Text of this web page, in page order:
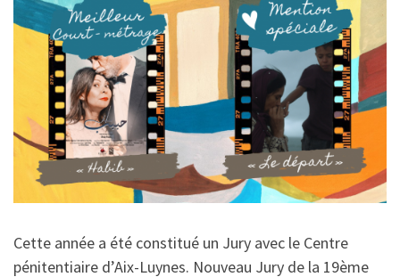
Cette année a été constitué un Jury avec le Centre
pénitentiaire d’Aix-Luynes. Nouveau Jury de la 19ème